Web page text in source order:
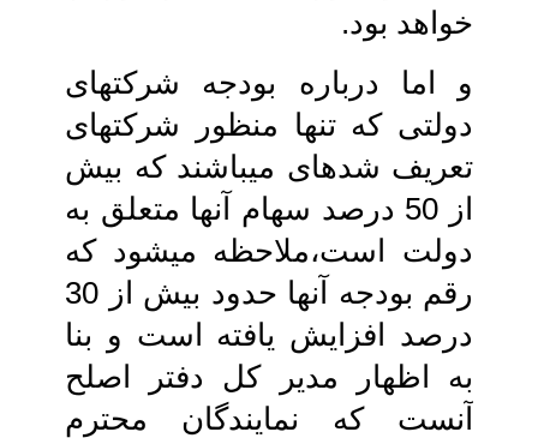
خواهد بود.
و اما درباره بودجه شرکت‏های
دولتی که‏ تنها منظور شرکت‏های
تعریف شده‏ای‏ می‏باشند که بیش
از 50 درصد سهام آنها متعلق به
دولت است،ملاحظه می‏شود که
رقم‏ بودجه آنها حدود بیش از 30
درصد افزایش‏ یافته است و بنا
به اظهار مدیر کل دفتر اصلح
آنست که نمایندگان محترم‏